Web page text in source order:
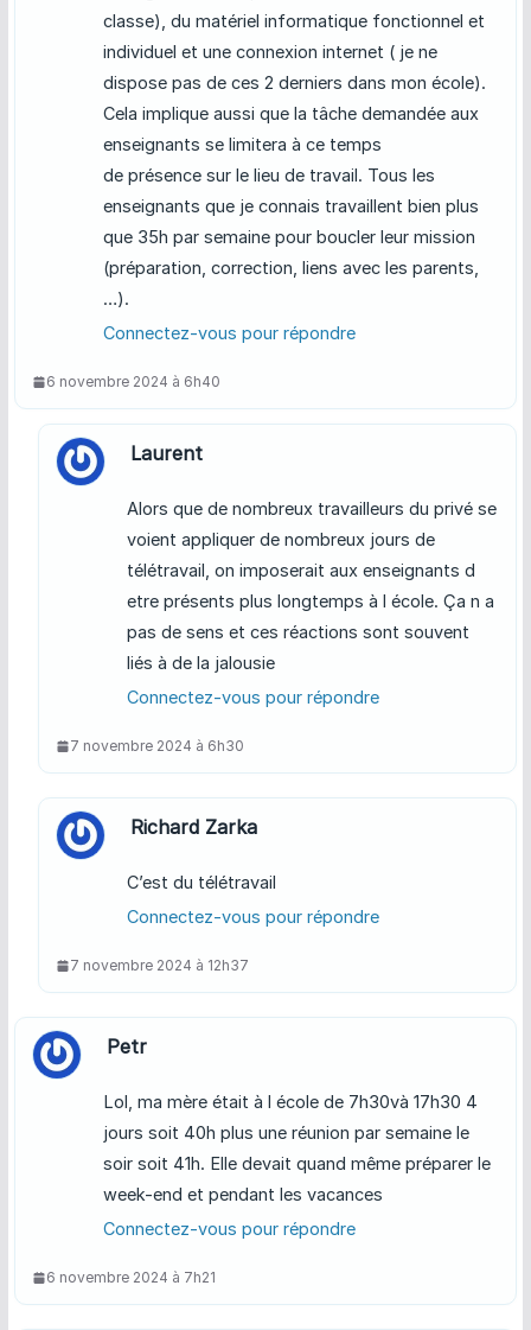
classe), du matériel informatique fonctionnel et
individuel et une connexion internet ( je ne
dispose pas de ces 2 derniers dans mon école).
Cela implique aussi que la tâche demandée aux
enseignants se limitera à ce temps
de présence sur le lieu de travail. Tous les
enseignants que je connais travaillent bien plus
que 35h par semaine pour boucler leur mission
(préparation, correction, liens avec les parents,
…).
Connectez-vous pour répondre
6 novembre 2024 à 6h40
Laurent
Alors que de nombreux travailleurs du privé se
voient appliquer de nombreux jours de
télétravail, on imposerait aux enseignants d
etre présents plus longtemps à l école. Ça n a
pas de sens et ces réactions sont souvent
liés à de la jalousie
Connectez-vous pour répondre
7 novembre 2024 à 6h30
Richard Zarka
C’est du télétravail
Connectez-vous pour répondre
7 novembre 2024 à 12h37
Petr
Lol, ma mère était à l école de 7h30và 17h30 4
jours soit 40h plus une réunion par semaine le
soir soit 41h. Elle devait quand même préparer le
week-end et pendant les vacances
Connectez-vous pour répondre
6 novembre 2024 à 7h21